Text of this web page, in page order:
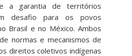
a garantia de territórios
desafio para os povos
Brasil e no México. Ambos
normas e mecanismos de
direitos coletivos indígenas